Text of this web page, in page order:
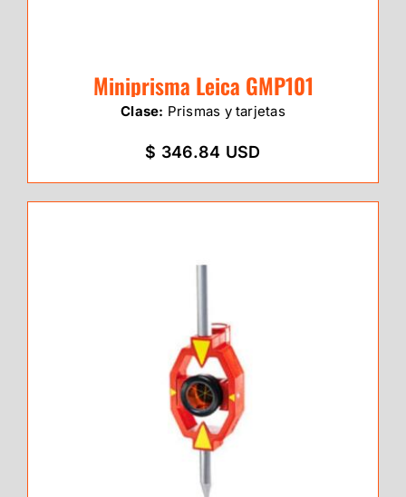
Miniprisma Leica GMP101
Clase: Prismas y tarjetas
$ 346.84 USD